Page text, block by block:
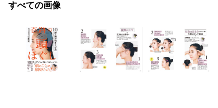
すべての画像